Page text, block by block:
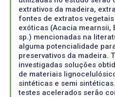
extrativos da madeira,
fontes de extratos
exóticas (Acacia mearnsii,
sp.) mencionadas na
alguma potencialidade
preservativos da madeira.
investigadas soluções
de materiais
sintéticas e semi
testes acelerados serão